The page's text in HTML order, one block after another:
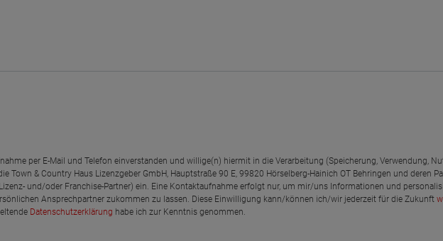
per E-Mail und Telefon einverstanden und willige(n) hiermit in die Verarbeitung (Speicherung, Verwendung,
Town & Country Haus Lizenzgeber GmbH, Hauptstraße 90 E, 99820 Hörselberg-Hainich OT Behringen und deren
und/oder Franchise-Partner) ein. Eine Kontaktaufnahme erfolgt nur, um mir/uns Informationen und
Ansprechpartner zukommen zu lassen. Diese Einwilligung kann/können ich/wir jederzeit für die Zukunft
Datenschutzerklärung habe ich zur Kenntnis genommen.